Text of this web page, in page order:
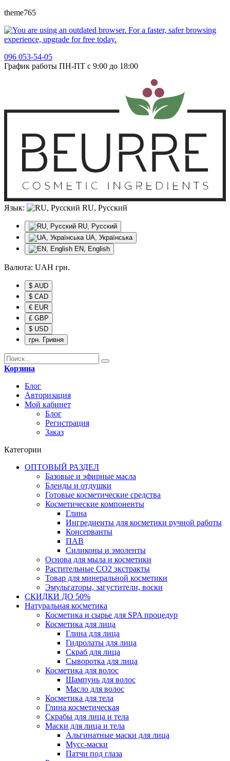
theme765
096 053-54-05
График работы ПН-ПТ с 9:00 до 18:00
Язык: RU, Русский
RU, Русский
UA, Українська
EN, English
Валюта: UAH грн.
$ AUD
$ CAD
€ EUR
£ GBP
$ USD
грн. Гривня
Корзина
Блог
Авторизация
Мой кабинет
Блог
Регистрация
Заказ
Категории
ОПТОВЫЙ РАЗДЕЛ
Базовые и эфирные масла
Бленды и отдушки
Готовые косметические средства
Косметические компоненты
Глина
Ингредиенты для косметики ручной работы
Консерванты
ПАВ
Силиконы и эмоленты
Основа для мыла и косметики
Растительные СО2 экстракты
Товар для минеральной косметики
Эмульгаторы, загустители, воски
СКИДКИ ДО 50%
Натуральная косметика
Косметика и сырье для SPA процедур
Косметика для лица
Глина для лица
Гидролаты для лица
Скраб для лица
Сыворотка для лица
Косметика для волос
Шампунь для волос
Масло для волос
Косметика для тела
Глина косметическая
Скрабы для лица и тела
Маски для лица и тела
Альгинатные маски для лица
Мусс-маски
Патчи под глаза